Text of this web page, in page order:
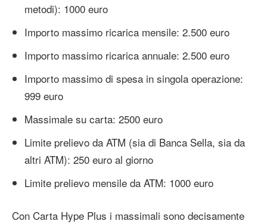
metodi): 1000 euro
Importo massimo ricarica mensile: 2.500 euro
Importo massimo ricarica annuale: 2.500 euro
Importo massimo di spesa in singola operazione:
999 euro
Massimale su carta: 2500 euro
Limite prelievo da ATM (sia di Banca Sella, sia da
altri ATM): 250 euro al giorno
Limite prelievo mensile da ATM: 1000 euro
Con Carta Hype Plus i massimali sono decisamente